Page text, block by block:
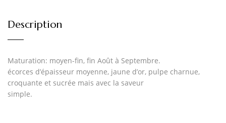
Description
Maturation: moyen-fin, fin Août à Septembre.
écorces d’épaisseur moyenne, jaune d’or, pulpe charnue,
croquante et sucrée mais avec la saveur
simple.